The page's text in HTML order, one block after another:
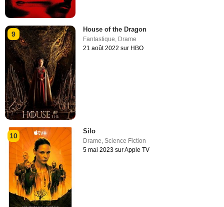
9
House of the Dragon
Fantastique Drame
21 août 2022 sur HBO
10
Silo
Drame,Science Fiction
5 mai 2023 sur Apple TV